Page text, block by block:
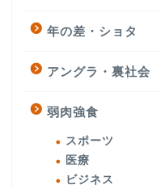
年の差・ショタ
アングラ・裏社会
弱肉強食
スポーツ
医療
ビジネス